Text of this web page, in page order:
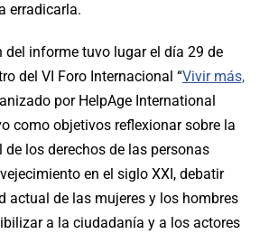
erradicarla.
del informe tuvo lugar el día 29 de
del VI Foro Internacional “Vivir más,
por HelpAge International
como objetivos reflexionar sobre la
los derechos de las personas
en el siglo XXI, debatir
actual de las mujeres y los hombres
a la ciudadanía y a los actores